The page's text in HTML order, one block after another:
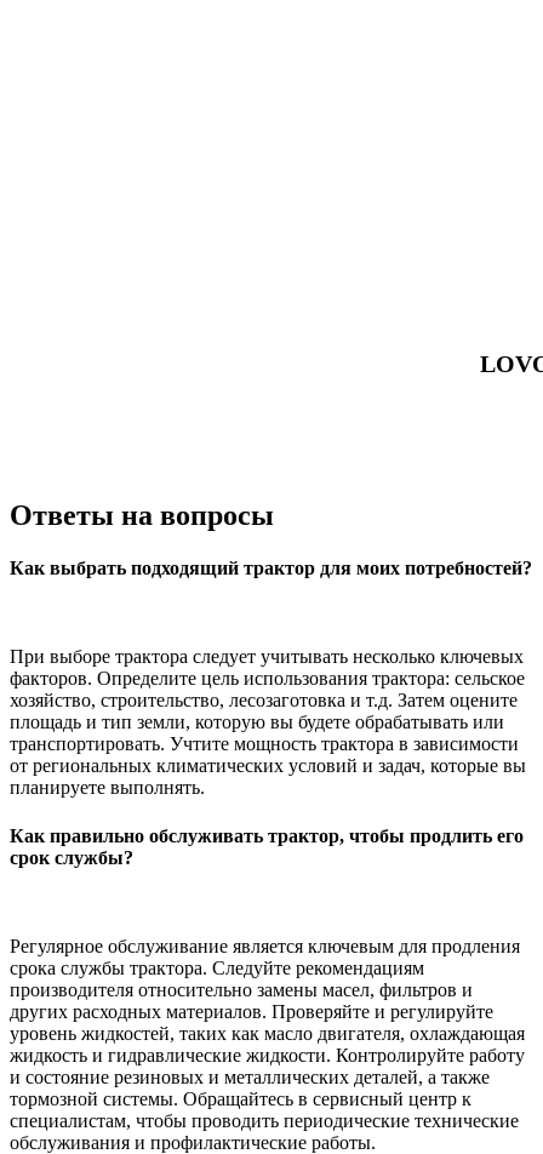
Ответы на вопросы
Как выбрать подходящий трактор для моих потребностей?
При выборе трактора следует учитывать несколько ключевых
факторов. Определите цель использования трактора: сельское
хозяйство, строительство, лесозаготовка и т.д. Затем оцените
площадь и тип земли, которую вы будете обрабатывать или
транспортировать. Учтите мощность трактора в зависимости
от региональных климатических условий и задач, которые вы
планируете выполнять.
Как правильно обслуживать трактор, чтобы продлить его
срок службы?
Регулярное обслуживание является ключевым для продления
срока службы трактора. Следуйте рекомендациям
производителя относительно замены масел, фильтров и
других расходных материалов. Проверяйте и регулируйте
уровень жидкостей, таких как масло двигателя, охлаждающая
жидкость и гидравлические жидкости. Контролируйте работу
и состояние резиновых и металлических деталей, а также
тормозной системы. Обращайтесь в сервисный центр к
специалистам, чтобы проводить периодические технические
обслуживания и профилактические работы.